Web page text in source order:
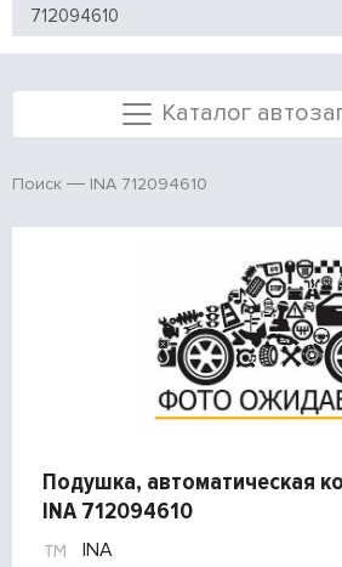
Каталог
Поиск INA 712094610
Подушка, автоматическая
INA 712094610
INA